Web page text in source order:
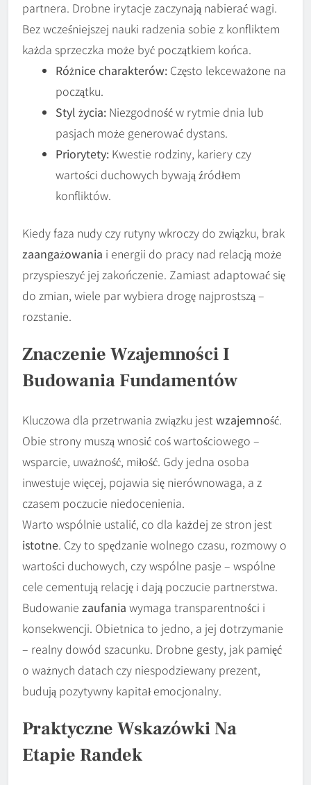
partnera. Drobne irytacje zaczynają nabierać wagi.
Bez wcześniejszej nauki radzenia sobie z konfliktem
każda sprzeczka może być początkiem końca.
Różnice charakterów: Często lekceważone na
początku.
Styl życia: Niezgodność w rytmie dnia lub
pasjach może generować dystans.
Priorytety: Kwestie rodziny, kariery czy
wartości duchowych bywają źródłem
konfliktów.
Kiedy faza nudy czy rutyny wkroczy do związku, brak
zaangażowania i energii do pracy nad relacją może
przyspieszyć jej zakończenie. Zamiast adaptować się
do zmian, wiele par wybiera drogę najprostszą –
rozstanie.
Znaczenie Wzajemności I
Budowania Fundamentów
Kluczowa dla przetrwania związku jestwzajemność.
Obie strony muszą wnosić coś wartościowego –
wsparcie, uważność, miłość. Gdy jedna osoba
inwestuje więcej, pojawia się nierównowaga, a z
czasem poczucie niedocenienia.
Warto wspólnie ustalić, co dla każdej ze stron jest
istotne. Czy to spędzanie wolnego czasu, rozmowy o
wartości duchowych, czy wspólne pasje – wspólne
cele cementują relację i dają poczucie partnerstwa.
Budowanie zaufania wymaga transparentności i
konsekwencji. Obietnica to jedno, a jej dotrzymanie
– realny dowód szacunku. Drobne gesty, jak pamięć
o ważnych datach czy niespodziewany prezent,
budują pozytywny kapitał emocjonalny.
Praktyczne Wskazówki Na
Etapie Randek